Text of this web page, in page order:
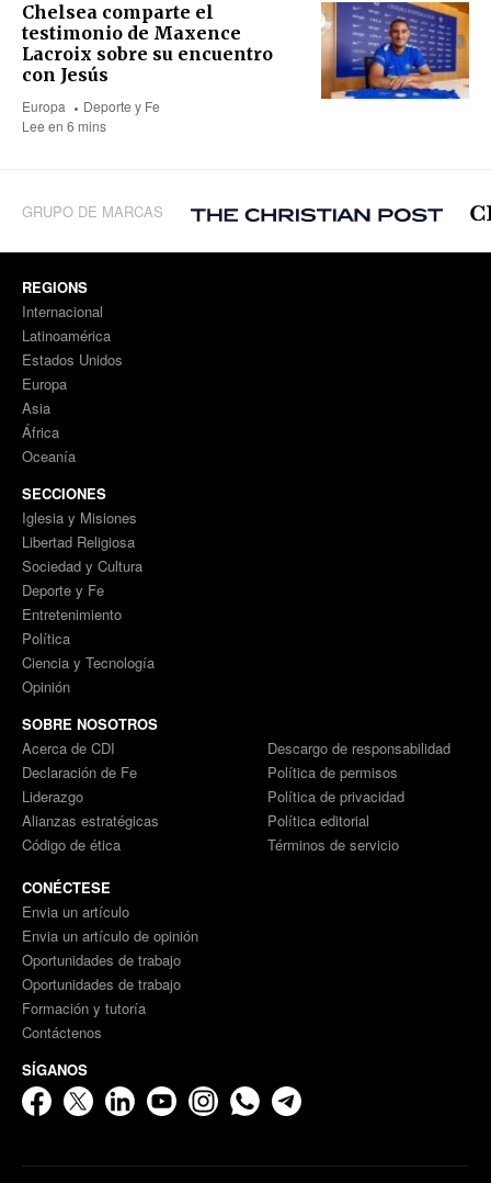
Chelsea comparte el
testimonio de Maxence
Lacroix sobre su encuentro
con Jesús
Europa
Deporte y Fe
Lee en 6 mins
GRUPO DE MARCAS
REGIONS
Internacional
Latinoamérica
Estados Unidos
Europa
Asia
África
Oceanía
SECCIONES
Iglesia y Misiones
Libertad Religiosa
Sociedad y Cultura
Deporte y Fe
Entretenimiento
Política
Ciencia y Tecnología
Opinión
SOBRE NOSOTROS
Acerca de CDI
Declaración de Fe
Liderazgo
Alianzas estratégicas
Código de ética
Descargo de responsabilidad
Política de permisos
Política de privacidad
Política editorial
Términos de servicio
CONÉCTESE
Envia un artículo
Envia un artículo de opinión
Oportunidades de trabajo
Oportunidades de trabajo
Formación y tutoría
Contáctenos
SÍGANOS